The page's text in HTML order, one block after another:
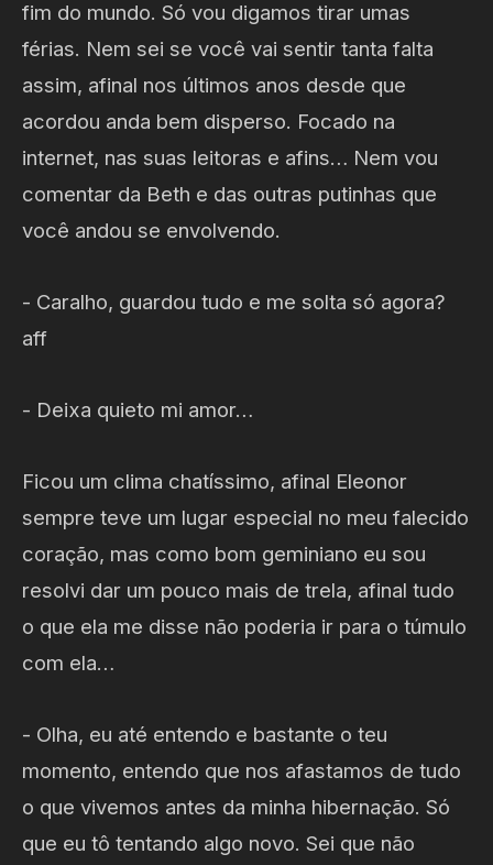
fim do mundo. Só vou digamos tirar umas
férias. Nem sei se você vai sentir tanta falta
assim, afinal nos últimos anos desde que
acordou anda bem disperso. Focado na
internet, nas suas leitoras e afins… Nem vou
comentar da Beth e das outras putinhas que
você andou se envolvendo.
- Caralho, guardou tudo e me solta só agora?
aff
- Deixa quieto mi amor…
Ficou um clima chatíssimo, afinal Eleonor
sempre teve um lugar especial no meu falecido
coração, mas como bom geminiano eu sou
resolvi dar um pouco mais de trela, afinal tudo
o que ela me disse não poderia ir para o túmulo
com ela…
- Olha, eu até entendo e bastante o teu
momento, entendo que nos afastamos de tudo
o que vivemos antes da minha hibernação. Só
que eu tô tentando algo novo. Sei que não